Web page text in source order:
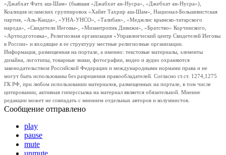
«Джабхат Фатх аш-Шам» (бывшая «Джабхат ан-Нусра», «Джебхат ан-Нусра»),
Коалиция исламских группировок «Хайят Тахрир аш-Шам», Национал-Большевистская
партия, «Аль-Каида», «УНА-УНСО», «Талибан», «Меджлис крымско-татарского
народа», «Свидетели Иеговы», «Мизантропик Дивижн», «Братство» Корчинского,
«Артподготовка», Религиозная организация «Управленческий центр Свидетелей Иеговы
в России» и входящие в ее структуру местные религиозные организации.
Информация, размещенная на портале, а именно: текстовые материалы, элементы
дизайна, логотипы, товарные знаки, фотографии, видео и аудио охраняются
законодательством Российской Федерации и международными нормами права и не
могут быть использованы без разрешения правообладателей. Согласно ст.ст. 1274,1275
ГК РФ, при любом использовании материалов, размещенных на портале, в том числе
цитировании, активная гиперссылка на материал является обязательной. Мнение
редакции может не совпадать с мнением отдельных авторов и колумнистов.
Сообщение отправлено
play
pause
mute
unmute